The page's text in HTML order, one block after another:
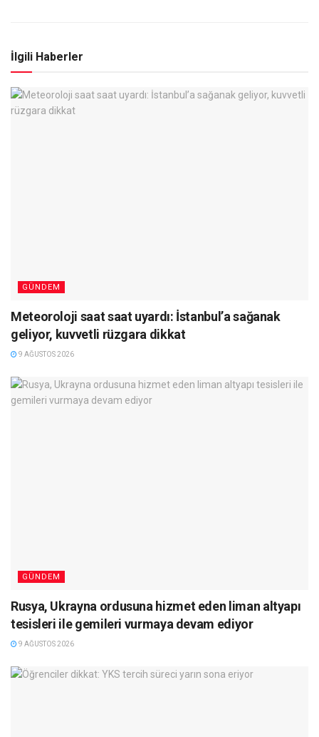
İlgili Haberler
GÜNDEM
Meteoroloji saat saat uyardı: İstanbul’a sağanak
geliyor, kuvvetli rüzgara dikkat
9 AĞUSTOS 2026
GÜNDEM
Rusya, Ukrayna ordusuna hizmet eden liman altyapı
tesisleri ile gemileri vurmaya devam ediyor
9 AĞUSTOS 2026